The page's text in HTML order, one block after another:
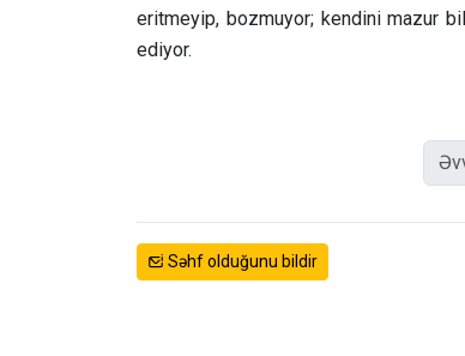
eritmeyip, bozmuyor; kendini mazur
ediyor.
Səhf olduğunu bildir